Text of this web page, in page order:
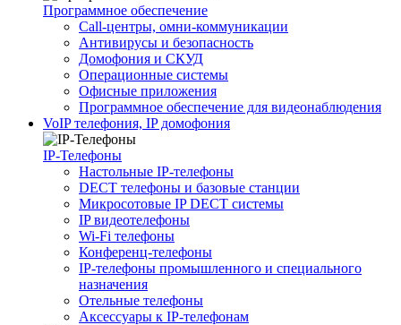
Программное обеспечение
Call-центры, омни-коммуникации
Антивирусы и безопасность
Домофония и СКУД
Операционные системы
Офисные приложения
Программное обеспечение для видеонаблюдения
VoIP телефония, IP домофония
IP-Телефоны
Настольные IP-телефоны
DECT телефоны и базовые станции
Микросотовые IP DECT системы
IP видеотелефоны
Wi-Fi телефоны
Конференц-телефоны
IP-телефоны промышленного и специального
назначения
Отельные телефоны
Аксессуары к IP-телефонам